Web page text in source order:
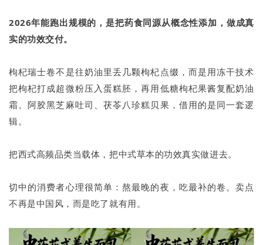
2026年能跑出规模的，是把药食同源从概念性添加，做成真
实的功效交付。
枸杞瑞士卷不是往奶油里丢几颗枸杞点缀，而是用冻干技术
把枸杞打成超微粉压入蛋糕胚，再用低糖枸杞果酱复配奶油
霜。阿胶黑芝麻吐司、茯苓八珍糕贝果，借用的是同一套逻
辑。
把西式高频品类当载体，把中式草本的功效真实做进去。
切中的消费者心理很简单：熬最晚的夜，吃最补的卷。卖点
不再是中国风，而是吃了就有用。